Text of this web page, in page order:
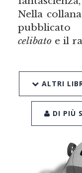
Nella
celibatoe il
ALTRI
DI PIÙ